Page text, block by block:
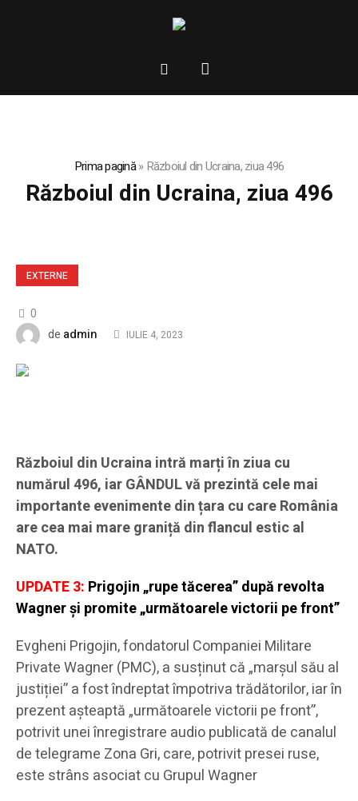
Prima pagină»Războiul din Ucraina, ziua 496
Războiul din Ucraina, ziua 496
EXTERNE
0
de admin IULIE 4, 2023
Războiul din Ucraina intră marți în ziua cu
numărul 496, iar GÂNDUL vă prezintă cele mai
importante evenimente din țara cu care România
are cea mai mare graniță din flancul estic al
NATO.
UPDATE 3: Prigojin „rupe tăcerea” după revolta
Wagner și promite „următoarele victorii pe front”
Evgheni Prigojin, fondatorul Companiei Militare
Private Wagner (PMC), a susținut că „marșul său al
justiției” a fost îndreptat împotriva trădătorilor, iar în
prezent așteaptă „următoarele victorii pe front”,
potrivit unei înregistrare audio publicată de canalul
de telegrame Zona Gri, care, potrivit presei ruse,
este strâns asociat cu Grupul Wagner